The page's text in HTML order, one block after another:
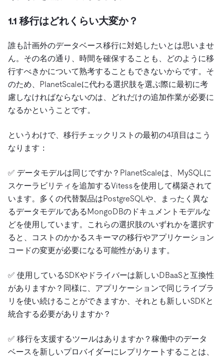
1.1 移行はどれくらい大変か？
誰も計画外のデータベース移行に対処したいとは思いませ
ん。その名の通り、時間を確保することも、どのように移
行すべきかについて熟考することもできないからです。そ
のため、PlanetScaleに代わる選択肢を選ぶ際に最初に考
慮しなければならないのは、どれだけの追加作業が必要に
なるかということです。
というわけで、移行チェックリストの最初の4項目はこう
なります：
✅ データモデルは同じですか？PlanetScaleは、MySQLに
スケーラビリティを追加するVitessを使用して構築されて
います。多くの代替製品はPostgreSQLや、まったく異な
るデータモデルであるMongoDBのドキュメントモデルな
どを使用しています。これらの選択肢のいずれかを選択す
ると、コストのかかるスキーマの移行やアプリケーション
コードの変更が必要になる可能性があります。
✅ 使用しているSDKやドライバーは新しいDBaaSと互換性
がありますか？同様に、アプリケーションで同じライブラ
リを使い続けることができますか、それとも新しいSDKと
統合する必要がありますか？
✅ 移行を支援するツールはありますか？稼働中のデータ
ベースを新しいプロバイダーにレプリケートすることは、